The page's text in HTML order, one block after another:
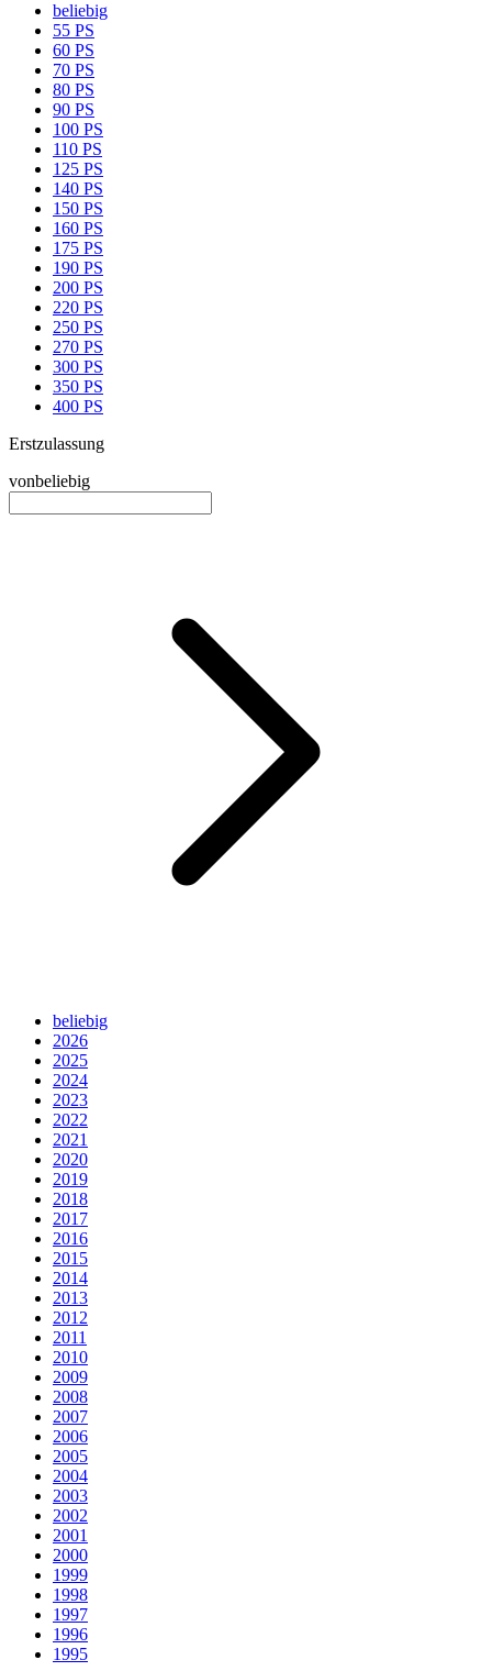
beliebig
55 PS
60 PS
70 PS
80 PS
90 PS
100 PS
110 PS
125 PS
140 PS
150 PS
160 PS
175 PS
190 PS
200 PS
220 PS
250 PS
270 PS
300 PS
350 PS
400 PS
Erstzulassung
vonbeliebig
beliebig
2026
2025
2024
2023
2022
2021
2020
2019
2018
2017
2016
2015
2014
2013
2012
2011
2010
2009
2008
2007
2006
2005
2004
2003
2002
2001
2000
1999
1998
1997
1996
1995